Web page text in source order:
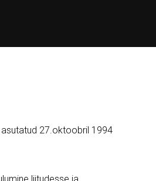
27.oktoobril 1994